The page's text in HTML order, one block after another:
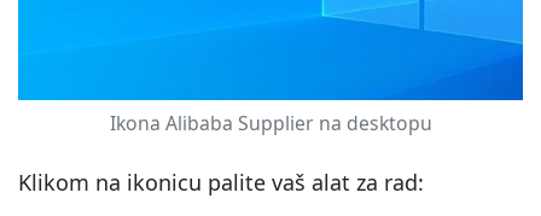
Ikona Alibaba Supplier na desktopu
Klikom na ikonicu palite vaš alat za rad: